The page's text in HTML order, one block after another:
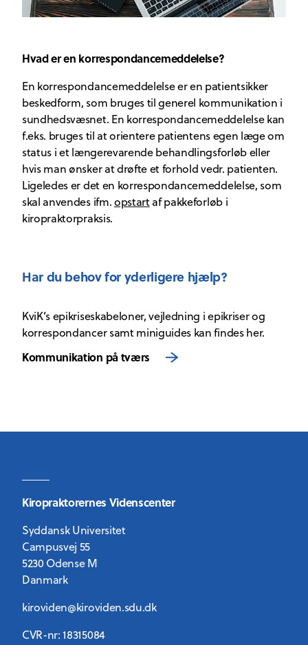
Hvad er en korrespondancemeddelelse?
En korrespondancemeddelelse er en patientsikker
beskedform, som bruges til generel kommunikation i
sundhedsvæsnet. En korrespondancemeddelelse kan
f.eks. bruges til at orientere patientens egen læge om
status i et længerevarende behandlingsforløb eller
hvis man ønsker at drøfte et forhold vedr. patienten.
Ligeledes er det en korrespondancemeddelelse, som
skal anvendes ifm.opstartaf pakkeforløb i
kiropraktorpraksis.
Har du behov for yderligere hjælp?
KviK’s epikriseskabeloner, vejledning i epikriser og
korrespondancer samt miniguides kan findes her.
Kommunikation på tværs
Kiropraktorernes Videnscenter
Syddansk Universitet
Campusvej 55
5230 Odense M
Danmark
kiroviden@kiroviden.sdu.dk
CVR-nr: 18315084